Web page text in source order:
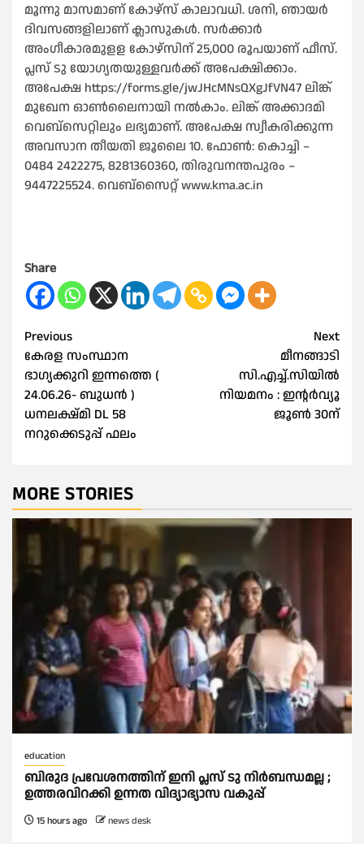
മൂന്നു മാസമാണ് കോഴ്സ് കാലാവധി. ശനി, ഞായര്‍
ദിവസങ്ങളിലാണ് ക്ലാസുകള്‍. സര്‍ക്കാര്‍
അംഗീകാരമുളള കോഴ്‌സിന് 25,000 രൂപയാണ് ഫീസ്.
പ്ലസ് ടു യോഗ്യതയുള്ളവര്‍ക്ക് അപേക്ഷിക്കാം.
അപേക്ഷ https://forms.gle/jwJHcMNsQXgJfVN47 ലിങ്ക്
മുഖേന ഓൺലൈനായി നല്‍കാം. ലിങ്ക് അക്കാദമി
വെബ്‌സെറ്റിലും ലഭ്യമാണ്. അപേക്ഷ സ്വീകരിക്കുന്ന
അവസാന തീയതി ജൂലൈ 10. ഫോണ്‍: കൊച്ചി –
0484 2422275, 8281360360, തിരുവനന്തപുരം –
9447225524. വെബ്‍സൈറ്റ് www.kma.ac.in
Share
Post
navigation
Previous
കേരള സംസ്ഥാന
ഭാഗ്യക്കുറി ഇന്നത്തെ (
24.06.26- ബുധൻ )
ധനലക്ഷ്മി DL 58
നറുക്കെടുപ്പ് ഫലം
Next
മീനങ്ങാടി
സി.എച്ച്.സിയില്‍
നിയമനം : ഇൻ്റർവ്യൂ
ജൂണ്‍ 30ന്
MORE STORIES
education
ബിരുദ പ്രവേശനത്തിന് ഇനി പ്ലസ് ടു നിര്‍ബന്ധമല്ല ;
ഉത്തരവിറക്കി ഉന്നത വിദ്യാഭ്യാസ വകുപ്പ്
15 hours ago news desk